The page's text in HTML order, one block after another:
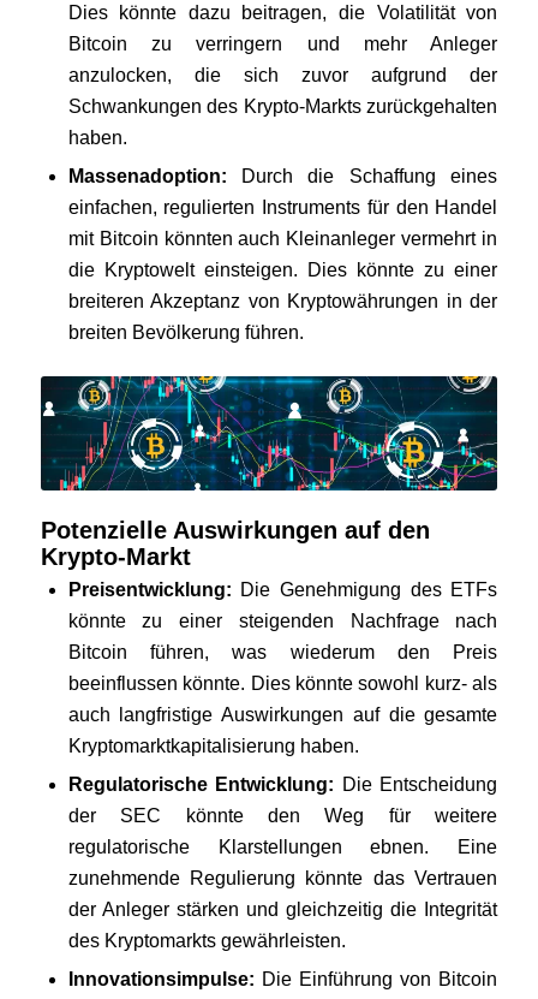
Dies könnte dazu beitragen, die Volatilität von
Bitcoin zu verringern und mehr Anleger
anzulocken, die sich zuvor aufgrund der
Schwankungen des Krypto-Markts zurückgehalten
haben.
Massenadoption: Durch die Schaffung eines
einfachen, regulierten Instruments für den Handel
mit Bitcoin könnten auch Kleinanleger vermehrt in
die Kryptowelt einsteigen. Dies könnte zu einer
breiteren Akzeptanz von Kryptowährungen in der
breiten Bevölkerung führen.
Potenzielle Auswirkungen auf den
Krypto-Markt
Preisentwicklung: Die Genehmigung des ETFs
könnte zu einer steigenden Nachfrage nach
Bitcoin führen, was wiederum den Preis
beeinflussen könnte. Dies könnte sowohl kurz- als
auch langfristige Auswirkungen auf die gesamte
Kryptomarktkapitalisierung haben.
Regulatorische Entwicklung: Die Entscheidung
der SEC könnte den Weg für weitere
regulatorische Klarstellungen ebnen. Eine
zunehmende Regulierung könnte das Vertrauen
der Anleger stärken und gleichzeitig die Integrität
des Kryptomarkts gewährleisten.
Innovationsimpulse: Die Einführung von Bitcoin